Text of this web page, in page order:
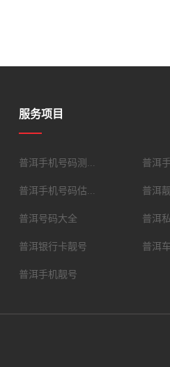
服务项目
普洱手机号码测... 普洱
普洱手机号码估... 普洱
普洱号码大全 普洱
普洱银行卡靓号 普洱
普洱手机靓号